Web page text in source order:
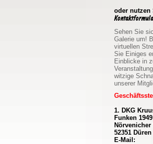
oder nutzen
Sehen Sie
Galerie um!
virtuellen
Sie Einiges
Einblicke in
witzige
unserer
1. DKG
Funken
Nörvenicher
52351 Düren
E-Mail: